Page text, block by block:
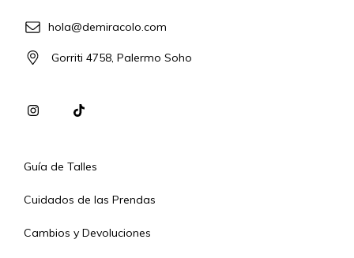
hola@demiracolo.com
Gorriti 4758, Palermo Soho
Guía de Talles
Cuidados de las Prendas
Cambios y Devoluciones